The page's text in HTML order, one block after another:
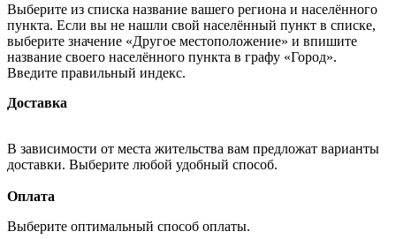
Выберите из списка название вашего региона и населённого
пункта. Если вы не нашли свой населённый пункт в списке,
выберите значение «Другое местоположение» и впишите
название своего населённого пункта в графу «Город».
Введите правильный индекс.
Доставка
В зависимости от места жительства вам предложат варианты
доставки. Выберите любой удобный способ.
Оплата
Выберите оптимальный способ оплаты.